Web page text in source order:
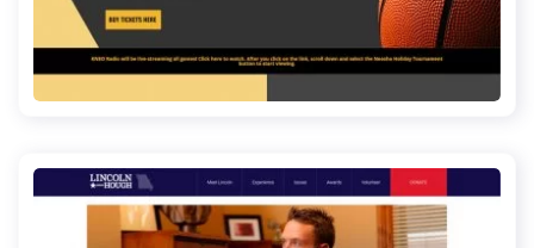
neoshoholidayclassic.com